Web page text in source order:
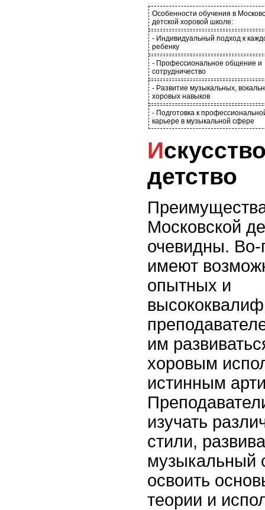
Особенности обучения в
детской хоровой школе:
- Индивидуальный подход к
ребенку
- Профессиональное общение и
сотрудничество
- Развитие музыкальных,
хоровых навыков
- Подготовка к
карьере в музыкальной сфере
Искусство через
детство
Московской
очевидны. Во-
имеют
опытных и
им
хоровым
истинным
изучать
стили,
музыкальный
освоить
теории и